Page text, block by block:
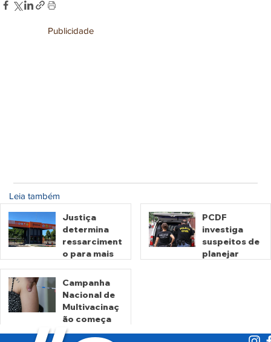
Publicidade
Leia também
Justiça
determina
ressarciment
o para mais
motoristas
por
cobrança
indevida do
Detran-GO
há 1 dia
PCDF
investiga
suspeitos de
planejar
Campanha
Nacional de
Multivacinaç
ão começa
nesta